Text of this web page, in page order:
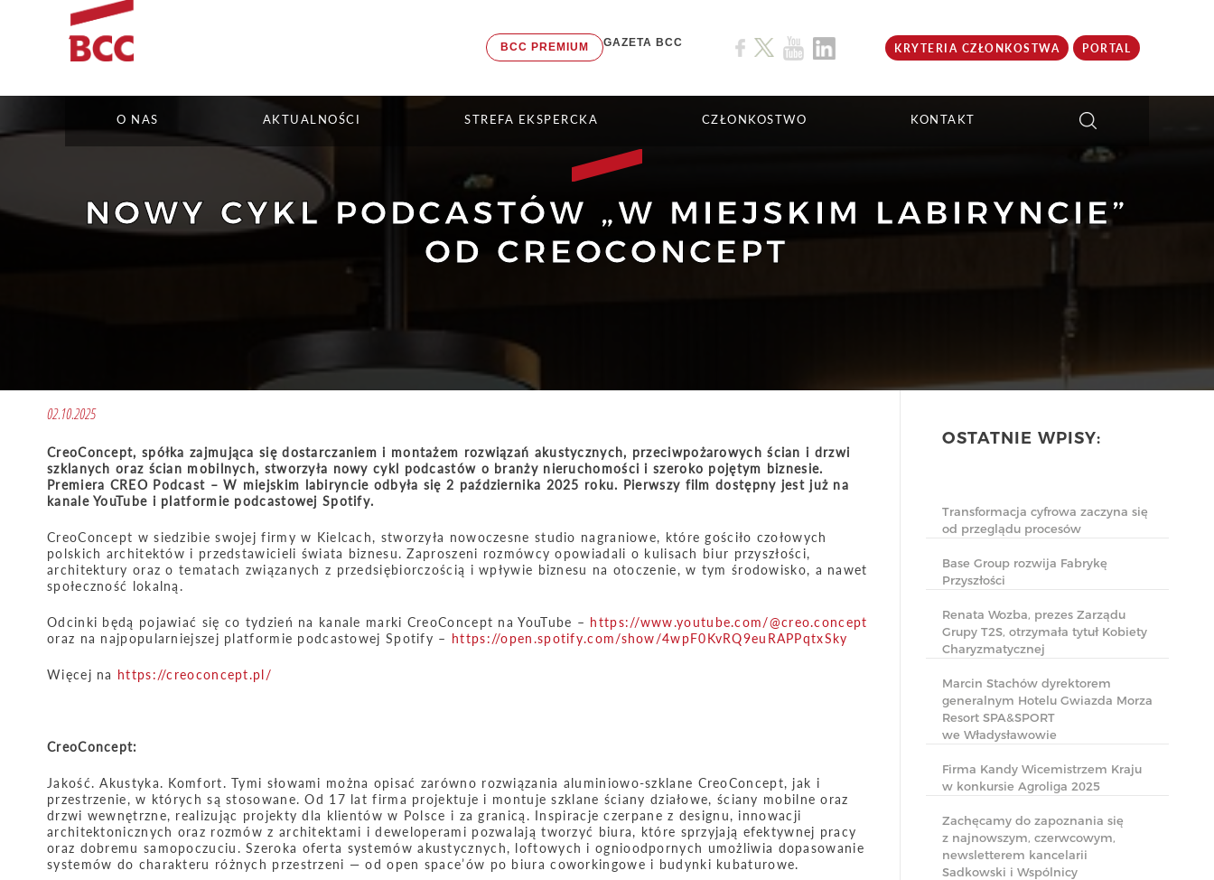
BCC PREMIUM GAZETA BCC KRYTERIA CZŁONKOSTWA PORTAL
O NAS AKTUALNOŚCI STREFA EKSPERCKA CZŁONKOSTWO KONTAKT
NOWY CYKL PODCASTÓW „W MIEJSKIM LABIRYNCIE”
OD CREOCONCEPT
OSTATNIE WPISY:
Transformacja cyfrowa zaczyna się
od przeglądu procesów
Base Group rozwija Fabrykę
Przyszłości
Renata Wozba, prezes Zarządu
Grupy T2S, otrzymała tytuł Kobiety
Charyzmatycznej
Marcin Stachów dyrektorem
generalnym Hotelu Gwiazda Morza
Resort SPA&SPORT
we Władysławowie
Firma Kandy Wicemistrzem Kraju
w konkursie Agroliga 2025
Zachęcamy do zapoznania się
z najnowszym, czerwcowym,
newsletterem kancelarii
Sadkowski i Wspólnicy
02.10.2025
CreoConcept, spółka zajmująca się dostarczaniem i montażem rozwiązań akustycznych, przeciwpożarowych ścian i drzwi
szklanych oraz ścian mobilnych, stworzyła nowy cykl podcastów o branży nieruchomości i szeroko pojętym biznesie.
Premiera CREO Podcast – W miejskim labiryncie odbyła się 2 października 2025 roku. Pierwszy film dostępny jest już na
kanale YouTube i platformie podcastowej Spotify.
CreoConcept w siedzibie swojej firmy w Kielcach, stworzyła nowoczesne studio nagraniowe, które gościło czołowych
polskich architektów i przedstawicieli świata biznesu. Zaproszeni rozmówcy opowiadali o kulisach biur przyszłości,
architektury oraz o tematach związanych z przedsiębiorczością i wpływie biznesu na otoczenie, w tym środowisko, a nawet
społeczność lokalną.
Odcinki będą pojawiać się co tydzień na kanale marki CreoConcept na YouTube – https://www.youtube.com/@creo.concept
oraz na najpopularniejszej platformie podcastowej Spotify – https://open.spotify.com/show/4wpF0KvRQ9euRAPPqtxSky
Więcej na https://creoconcept.pl/
CreoConcept:
Jakość. Akustyka. Komfort. Tymi słowami można opisać zarówno rozwiązania aluminiowo-szklane CreoConcept, jak i
przestrzenie, w których są stosowane. Od 17 lat firma projektuje i montuje szklane ściany działowe, ściany mobilne oraz
drzwi wewnętrzne, realizując projekty dla klientów w Polsce i za granicą. Inspiracje czerpane z designu, innowacji
architektonicznych oraz rozmów z architektami i deweloperami pozwalają tworzyć biura, które sprzyjają efektywnej pracy
oraz dobremu samopoczuciu. Szeroka oferta systemów akustycznych, loftowych i ognioodpornych umożliwia dopasowanie
systemów do charakteru różnych przestrzeni — od open space’ów po biura coworkingowe i budynki kubaturowe.